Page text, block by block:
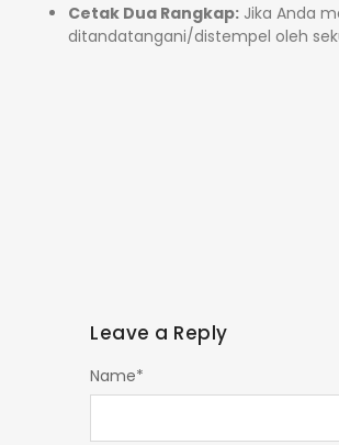
Cetak Dua Rangkap: Jika Anda
ditandatangani/distempel oleh
Leave a Reply
Name*